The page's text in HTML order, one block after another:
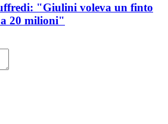
"Giulini voleva un finto
20 milioni"